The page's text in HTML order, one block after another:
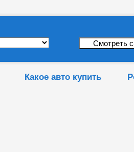
Какое авто купить